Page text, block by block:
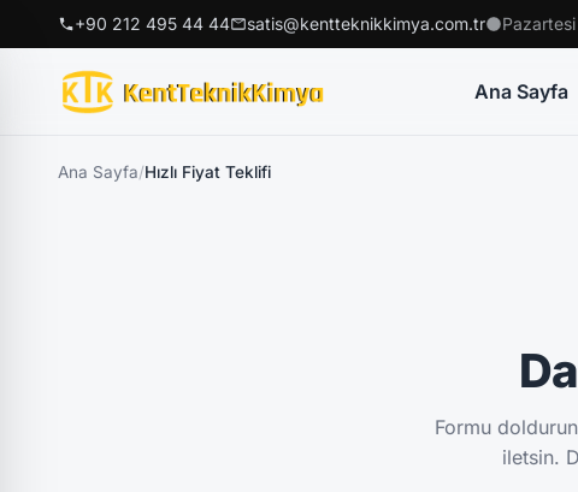
+90 212 495 44 44 satis@kentteknikkimya.com.tr
Ana Sayfa
Ana Sayfa/Hızlı Fiyat Teklifi
Formu
iletsin.